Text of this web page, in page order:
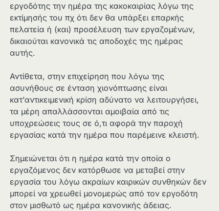
εργοδότης την ημέρα της κακοκαιρίας λόγω της
εκτίμησής του πχ ότι δεν θα υπάρξει επαρκής
πελατεία ή (και) προσέλευση των εργαζομένων,
δικαιούται κανονικά τις αποδοχές της ημέρας
αυτής.
Αντίθετα, στην επιχείρηση που λόγω της
ασυνήθους σε ένταση χιονόπτωσης είναι
κατ’αντικειμενική κρίση αδύνατο να λειτουργήσει,
τα μέρη απαλλάσσονται αμοιβαία από τις
υποχρεώσεις τους σε ό,τι αφορά την παροχή
εργασίας κατά την ημέρα που παρέμεινε κλειστή.
Σημειώνεται ότι η ημέρα κατά την οποία ο
εργαζόμενος δεν κατόρθωσε να μεταβεί στην
εργασία του λόγω ακραίων καιρικών συνθηκών δεν
μπορεί να χρεωθεί μονομερώς από τον εργοδότη
στον μισθωτό ως ημέρα κανονικής άδειας.